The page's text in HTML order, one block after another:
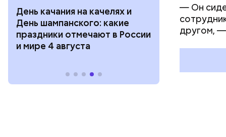
День качания на качелях и
День шампанского: какие
праздники отмечают в России
и мире 4 августа
День
с зеркалом:
отмечают в
августа
— Он
другом,